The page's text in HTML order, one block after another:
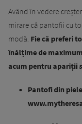
Având în vedere
mirare că pantofii cu
modă. Fie că preferi
înălțime de
acum pentru apariții
Pantofi din